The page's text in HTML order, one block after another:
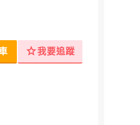
star我要追蹤